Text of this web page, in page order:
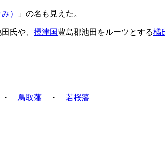
） 」の名も見えた。
氏や、 摂津国豊島郡池田をルーツとする橘
鳥取藩 ・ 若桜藩